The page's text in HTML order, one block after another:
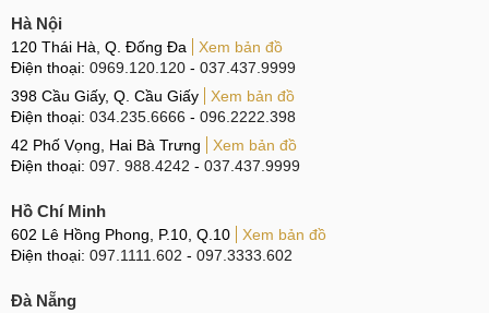
Hà Nội
120 Thái Hà, Q. Đống Đa
Xem bản đồ
Điện thoại: 0969.120.120 - 037.437.9999
398 Cầu Giấy, Q. Cầu Giấy
Xem bản đồ
Điện thoại: 034.235.6666 - 096.2222.398
42 Phố Vọng, Hai Bà Trưng
Xem bản đồ
Điện thoại: 097. 988.4242 - 037.437.9999
Hồ Chí Minh
602 Lê Hồng Phong, P.10, Q.10
Xem bản đồ
Điện thoại: 097.1111.602 - 097.3333.602
Đà Nẵng